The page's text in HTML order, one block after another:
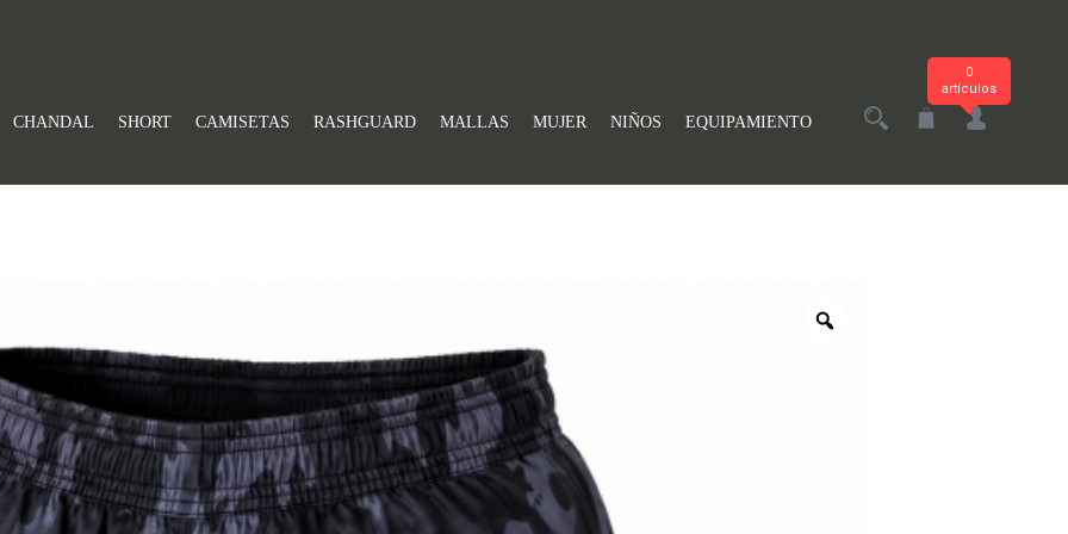
CHANDAL SHORT CAMISETAS RASHGUARD MALLAS MUJER NIÑOS EQUIPAMIENTO
0
artículos